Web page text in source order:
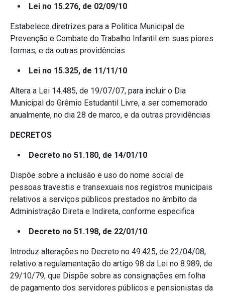
Lei no 15.276, de 02/09/10
Estabelece diretrizes para a Politica Municipal de
Prevenção e Combate do Trabalho Infantil em suas piores
formas, e da outras providências
Lei no 15.325, de 11/11/10
Altera a Lei 14.485, de 19/07/07, para incluir o Dia
Municipal do Grêmio Estudantil Livre, a ser comemorado
anualmente, no dia 28 de marco, e da outras providências
DECRETOS
Decreto no 51.180, de 14/01/10
Dispõe sobre a inclusão e uso do nome social de
pessoas travestis e transexuais nos registros municipais
relativos a serviços públicos prestados no âmbito da
Administração Direta e Indireta, conforme especifica
Decreto no 51.198, de 22/01/10
Introduz alterações no Decreto no 49.425, de 22/04/08,
relativo a regulamentação do artigo 98 da Lei no 8.989, de
29/10/79, que Dispõe sobre as consignações em folha
de pagamento dos servidores públicos e pensionistas da